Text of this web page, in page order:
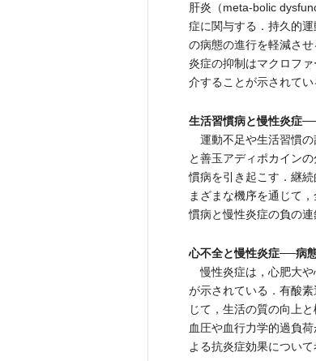
肝炎（meta-bolic
症に関与する．持久的
の病態の進行を軽減さ
炎症の抑制はマクロフ
介することが示されてい
生活習慣病と慢性炎症
運動不足や生活習慣の
と善玉アディポカイン
慣病を引き起こす．継
まざまな機序を通じて
慣病と慢性炎症の負の
心不全と慢性炎症──病
慢性炎症は，心肥大や
が示されている．有酸
じて，生活の質の向上
血圧や血行力学的過負
よる抗炎症効果について